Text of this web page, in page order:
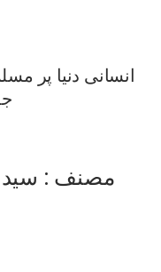
انسانی دنیا پر
مصنف : سید